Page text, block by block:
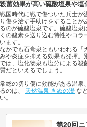
殺菌効果が高い硫酸塩泉や塩
戦国時代に戦で傷ついた兵士が
り傷を治す手助けをすること
るのが硫酸塩泉です。硫酸塩泉
くの酸素を送り込む特性やコ
います。
なかでも石膏泉ともいわれる「
みや炎症を抑える効果も発揮。
では、塩化物泉も塩分による殺
質だといえるでしょう。
常総の切り傷に効能がある温泉
るのは、 天然温泉 きぬの湯 な
い。
第20回ニ